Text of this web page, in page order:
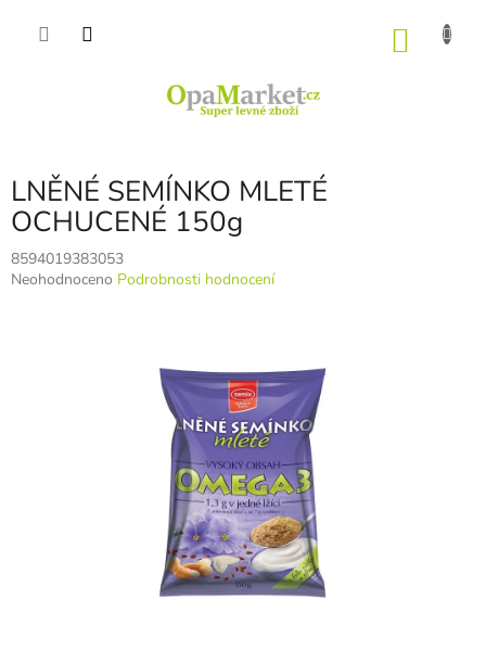
LNĚNÉ SEMÍNKO MLETÉ
OCHUCENÉ 150g
8594019383053
Průměrné
Neohodnoceno Podrobnosti hodnocení